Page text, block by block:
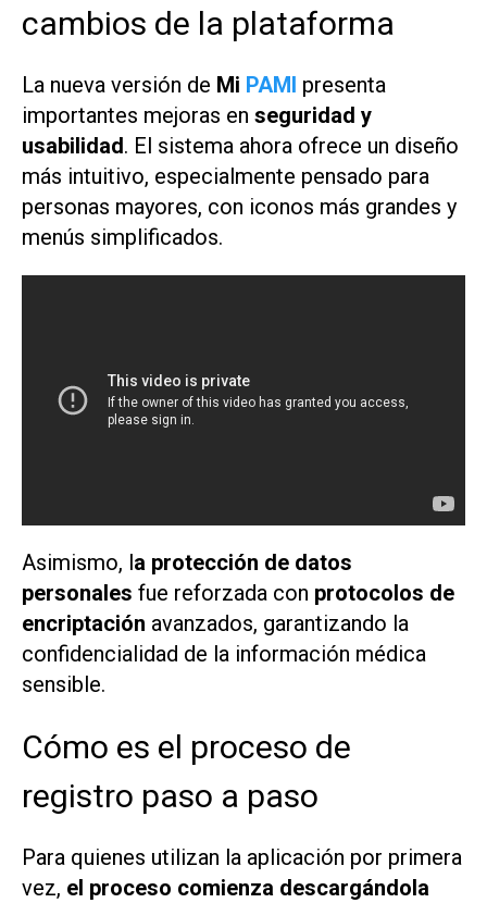
cambios de la plataforma
La nueva versión de Mi PAMI presenta
importantes mejoras en seguridad y
usabilidad. El sistema ahora ofrece un diseño
más intuitivo, especialmente pensado para
personas mayores, con iconos más grandes y
menús simplificados.
Asimismo, la protección de datos
personales fue reforzada con protocolos de
encriptación avanzados, garantizando la
confidencialidad de la información médica
sensible.
Cómo es el proceso de
registro paso a paso
Para quienes utilizan la aplicación por primera
vez, el proceso comienza descargándola